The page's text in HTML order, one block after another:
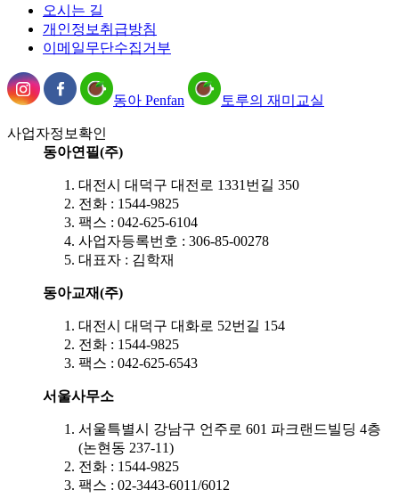
오시는 길
개인정보취급방침
이메일무단수집거부
동아 Penfan 토루의 재미교실
사업자정보확인
동아연필(주)
대전시 대덕구 대전로 1331번길 350
전화 : 1544-9825
팩스 : 042-625-6104
사업자등록번호 : 306-85-00278
대표자 : 김학재
동아교재(주)
대전시 대덕구 대화로 52번길 154
전화 : 1544-9825
팩스 : 042-625-6543
서울사무소
서울특별시 강남구 언주로 601 파크랜드빌딩 4층
(논현동 237-11)
전화 : 1544-9825
팩스 : 02-3443-6011/6012